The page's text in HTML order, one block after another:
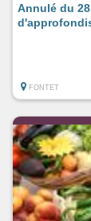
Annulé du
FONTET